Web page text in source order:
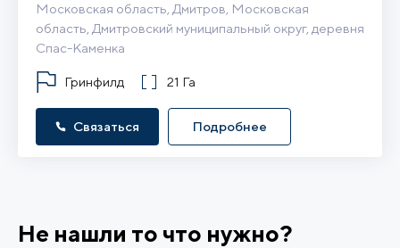
Московская область, Дмитров, Московская
область, Дмитровский муниципальный округ, деревня
Спас-Каменка
Гринфилд 21 Га
Связаться Подробнее
Не нашли то что нужно?